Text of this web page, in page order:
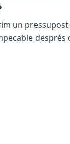
un pressupost
després